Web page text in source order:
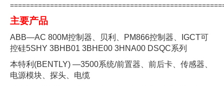
主要产品
ABB—AC 800M控制器、贝利、PM866控制器、IGCT可
控硅5SHY 3BHB01 3BHE00 3HNA00 DSQC系列
本特利(BENTLY) —3500系统/前置器、前后卡、传感器、
电源模块、探头、电缆